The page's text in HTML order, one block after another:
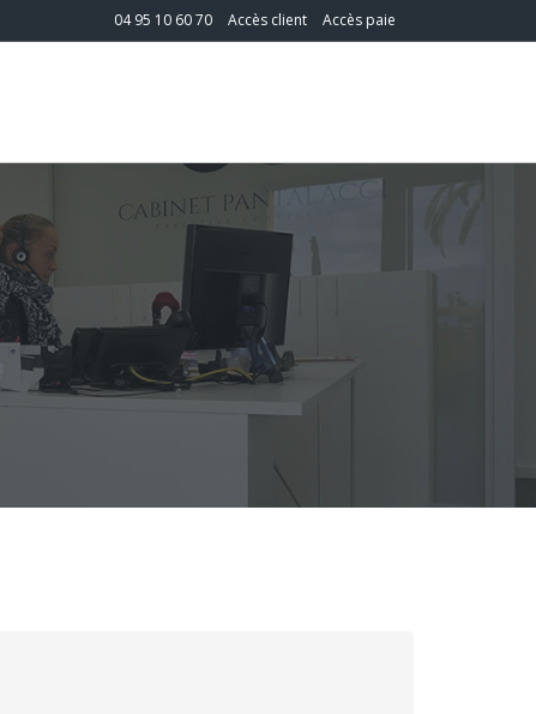
04 95 10 60 70 Accès client Accès paie